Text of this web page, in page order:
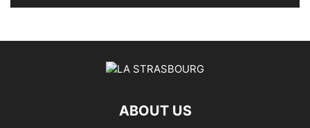
ABOUT US